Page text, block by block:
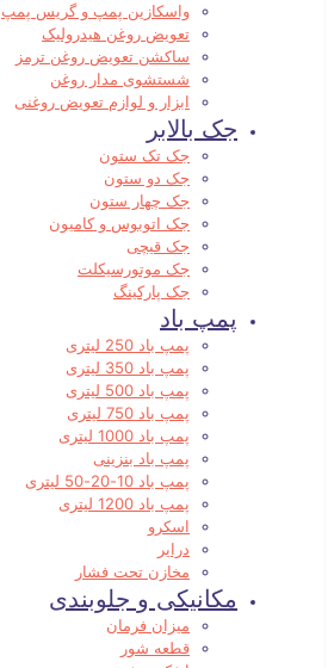
واسکازین پمپ و گریس پمپ
تعویض روغن هیدرولیک
ساکشن تعویض روغن ترمز
شستشوی مدار روغن
ابزار و لوازم تعویض روغنی
جک بالابر
جک تک ستون
جک دو ستون
جک چهار ستون
جک اتوبوس و کامیون
جک قیچی
جک موتورسیکلت
جک پارکینگ
پمپ باد
پمپ باد 250 لیتری
پمپ باد 350 لیتری
پمپ باد 500 لیتری
پمپ باد 750 لیتری
پمپ باد 1000 لیتری
پمپ باد بنزینی
پمپ باد 10-20-50 لیتری
پمپ باد 1200 لیتری
اسکرو
درایر
مخازن تحت فشار
مکانیکی و جلوبندی
میزان فرمان
قطعه شور